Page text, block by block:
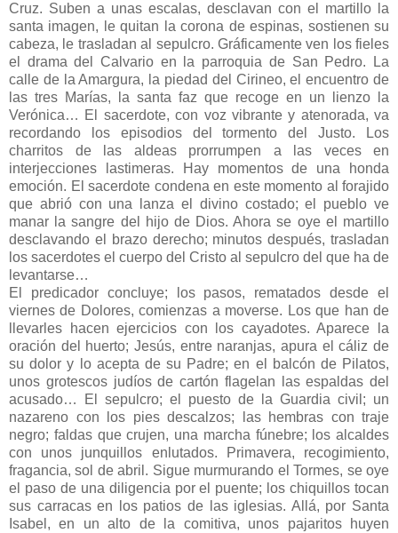
Cruz. Suben a unas escalas, desclavan con el martillo la
santa imagen, le quitan la corona de espinas, sostienen su
cabeza, le trasladan al sepulcro. Gráficamente ven los fieles
el drama del Calvario en la parroquia de San Pedro. La
calle de la Amargura, la piedad del Cirineo, el encuentro de
las tres Marías, la santa faz que recoge en un lienzo la
Verónica… El sacerdote, con voz vibrante y atenorada, va
recordando los episodios del tormento del Justo. Los
charritos de las aldeas prorrumpen a las veces en
interjecciones lastimeras. Hay momentos de una honda
emoción. El sacerdote condena en este momento al forajido
que abrió con una lanza el divino costado; el pueblo ve
manar la sangre del hijo de Dios. Ahora se oye el martillo
desclavando el brazo derecho; minutos después, trasladan
los sacerdotes el cuerpo del Cristo al sepulcro del que ha de
levantarse…
El predicador concluye; los pasos, rematados desde el
viernes de Dolores, comienzas a moverse. Los que han de
llevarles hacen ejercicios con los cayadotes. Aparece la
oración del huerto; Jesús, entre naranjas, apura el cáliz de
su dolor y lo acepta de su Padre; en el balcón de Pilatos,
unos grotescos judíos de cartón flagelan las espaldas del
acusado… El sepulcro; el puesto de la Guardia civil; un
nazareno con los pies descalzos; las hembras con traje
negro; faldas que crujen, una marcha fúnebre; los alcaldes
con unos junquillos enlutados. Primavera, recogimiento,
fragancia, sol de abril. Sigue murmurando el Tormes, se oye
el paso de una diligencia por el puente; los chiquillos tocan
sus carracas en los patios de las iglesias. Allá, por Santa
Isabel, en un alto de la comitiva, unos pajaritos huyen